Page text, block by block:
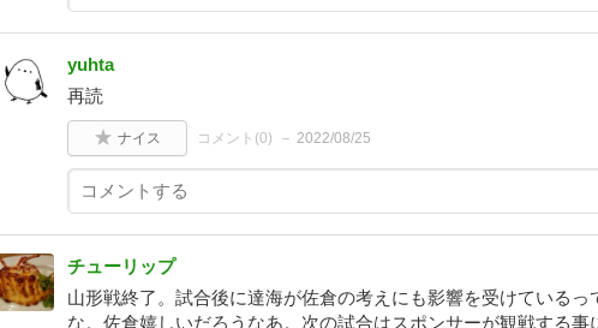
yuhta
再読
ナイス コメント(0) 2022/08/25
チューリップ
山形戦終了。試合後に達海が佐倉の考えにも影響を受けているっ
な。佐倉嬉しいだろうなあ。次の試合はスポンサーが観戦する事